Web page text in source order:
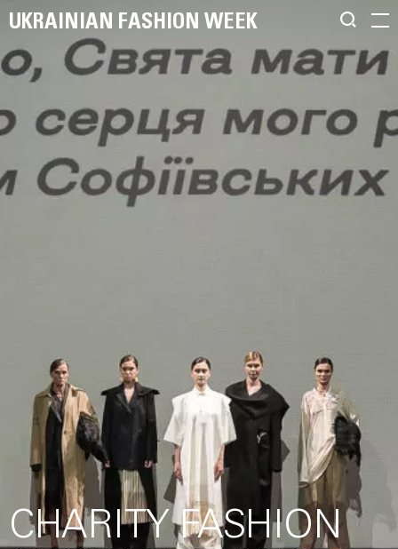
UKRAINIAN FASHION WEEK
CHARITY FASHION